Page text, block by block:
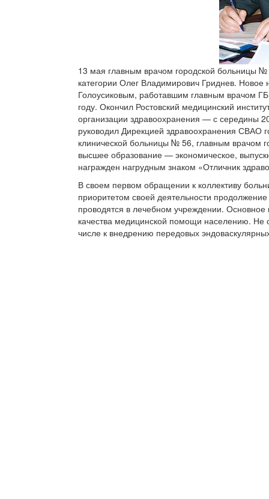
13 мая главным врачом городской больницы
категории Олег Владимирович Гриднев. Новое
Голоусиковым, работавшим главным врачом
году. Окончил Ростовский медицинский
организации здравоохранения — с середины
руководил Дирекцией здравоохранения СВАО
клинической больницы № 56, главным врачом
высшее образование — экономическое,
награжден нагрудным знаком «Отличник
В своем первом обращении к коллективу
приоритетом своей деятельности
проводятся в лечебном учреждении.
качества медицинской помощи населению. Не
числе к внедрению передовых